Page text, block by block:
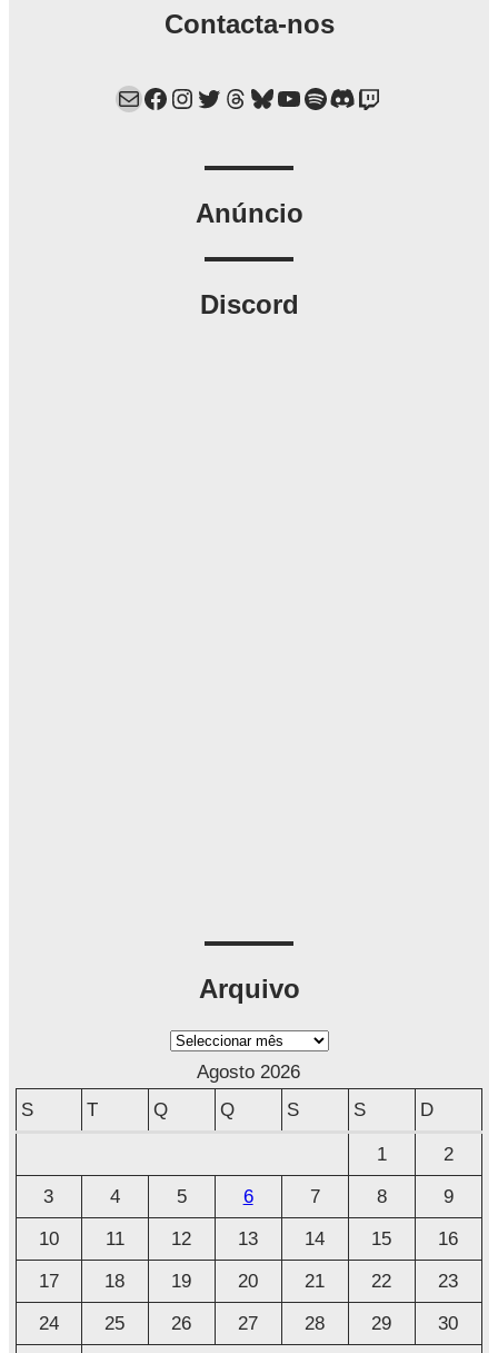
Contacta-nos
Mail Facebook Instagram Twitter Threads Bluesky YouTube Spotify Discord Twitch
Anúncio
Discord
Arquivo
A
v
o
Agosto 2026
S
T Q Q S S D
1
2
3
4 5 6 7 8
9
10
11 12 13 14 15
16
17
18 19 20 21 22
23
24
25 26 27 28 29
30